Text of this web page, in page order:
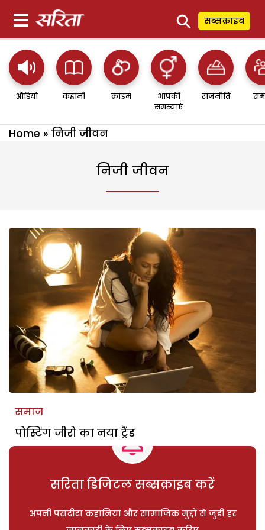
⚲ सब्सक्राइब
ऑडियो कहानी क्राइम
आपकी
समस्याएं
राजनीति
Home » निजी जीवन
निजी जीवन
समाज
पोस्टिंग जीरो का नया ट्रैंड
सरिता डिजिटल सब्सक्राइब करें
अपनी पसंदीदा कहानियां और सामाजिक मुद्दों से जुड़ी हर